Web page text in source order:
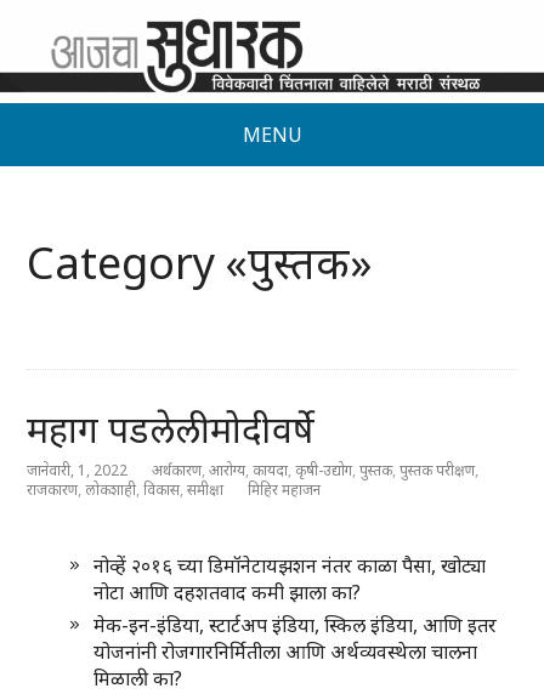
MENU
Category «पुस्तक»
महाग पडलेली मोदीवर्षे
जानेवारी, 1, 2022 अर्थकारण,आरोग्य,कायदा,कृषी-उद्योग,पुस्तक,पुस्तक परीक्षण,
राजकारण,लोकशाही,विकास,समीक्षा मिहिर महाजन
नोव्हें २०१६ च्या डिमॉनेटायझशन नंतर काळा पैसा, खोट्या
नोटा आणि दहशतवाद कमी झाला का?
मेक-इन-इंडिया, स्टार्टअप इंडिया, स्किल इंडिया, आणि इतर
योजनांनी रोजगारनिर्मितीला आणि अर्थव्यवस्थेला चालना
मिळाली का?